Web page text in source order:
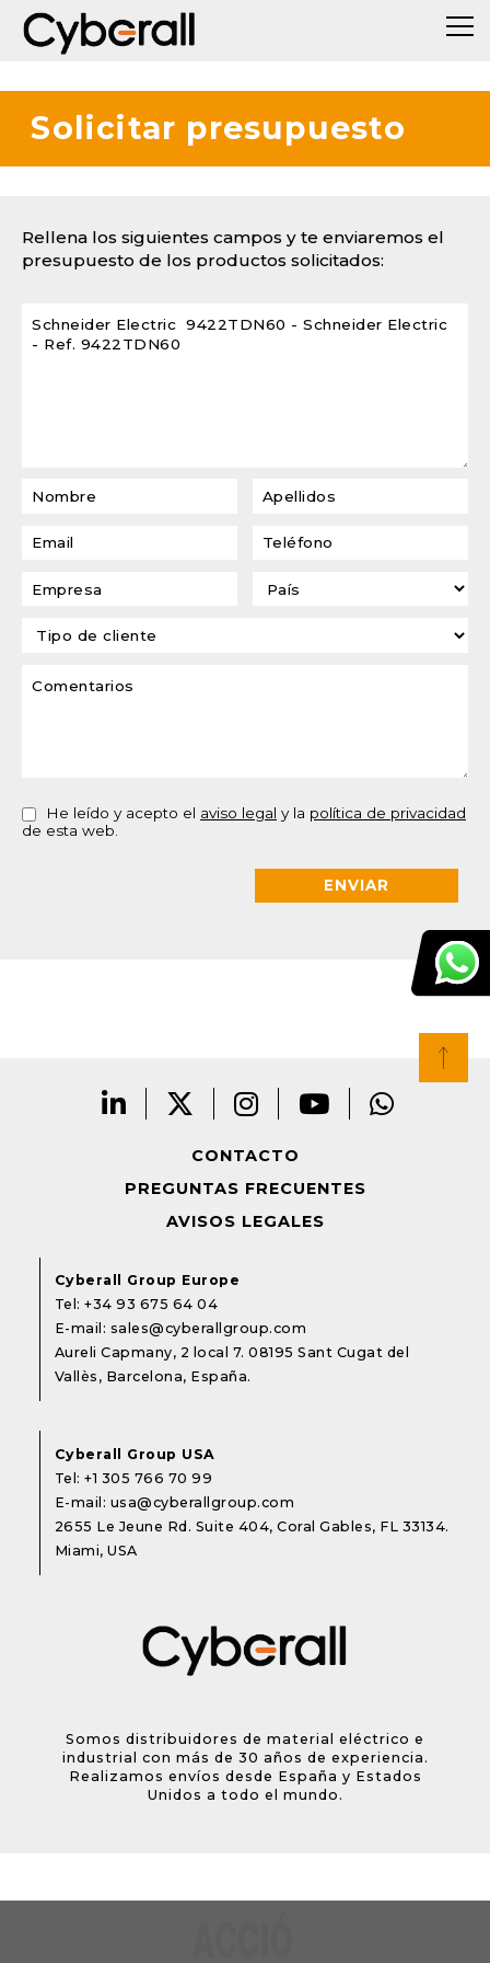
Solicitar presupuesto
Rellena los siguientes campos y te enviaremos el
presupuesto de los productos solicitados:
He leído y acepto el aviso legal y la política de privacidad
de esta web.
CONTACTO
PREGUNTAS FRECUENTES
AVISOS LEGALES
Cyberall Group Europe
Tel:+34 93 675 64 04
E-mail: sales@cyberallgroup.com
Aureli Capmany, 2 local 7. 08195 Sant Cugat del
Vallès, Barcelona, España.
Cyberall Group USA
Tel:+1 305 766 70 99
E-mail: usa@cyberallgroup.com
2655 Le Jeune Rd. Suite 404, Coral Gables, FL 33134.
Miami, USA
Somos distribuidores de material eléctrico e
industrial con más de 30 años de experiencia.
Realizamos envíos desde España y Estados
Unidos a todo el mundo.